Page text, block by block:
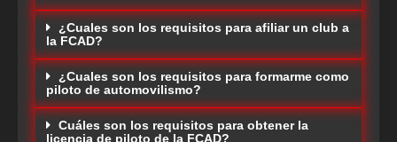
¿Cuales son los requisitos para afiliar un club a
la FCAD?
¿Cuales son los requisitos para formarme como
piloto de automovilismo?
Cuáles son los requisitos para obtener la
licencia de piloto de la FCAD?